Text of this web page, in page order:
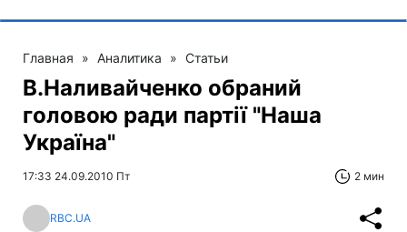
Главная » Аналитика » Статьи
В.Наливайченко обраний
головою ради партії "Наша
Україна"
17:33 24.09.2010 Пт 2 мин
RBC.UA